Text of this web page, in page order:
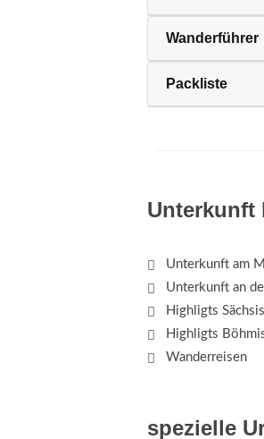
Wanderführer
Packliste
Unterkunft
Unterkunft am
Unterkunft an
Highligts
Highligts
Wanderreisen
spezielle